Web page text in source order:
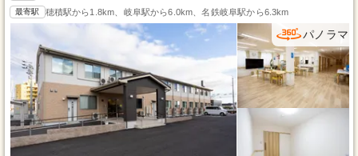
最寄駅 穂積駅から1.8km、岐阜駅から6.0km、名鉄岐阜駅から6.3km
パノラマ